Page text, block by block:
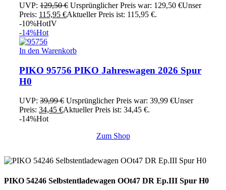
UVP: 129,50€ Ursprünglicher Preis war: 129,50 €Unser
Preis: 115,95 €Aktueller Preis ist: 115,95 €.
-10%HotIV
-14%Hot
In den Warenkorb
PIKO 95756 PIKO Jahreswagen 2026 Spur
H0
UVP: 39,99€ Ursprünglicher Preis war: 39,99 €Unser
Preis: 34,45 €Aktueller Preis ist: 34,45 €.
-14%Hot
Zum Shop
PIKO 54246 Selbstentladewagen OOt47 DR Ep.III Spur H0